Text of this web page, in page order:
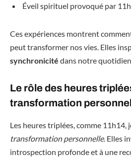
Éveil spirituel provoqué par
Ces expériences montrent
peut transformer nos vies. Elles
synchronicité dans notre quotidien.
Le rôle des heures
transformation
Les heures triplées, comme 11h14,
transformation personnelle. Elles
introspection profonde et à une